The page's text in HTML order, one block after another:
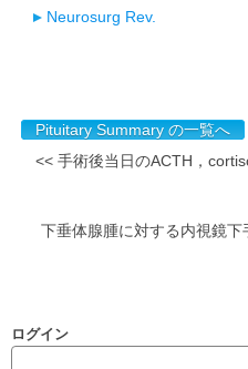
Neurosurg Rev.
Pituitary Summary の一覧へ
<< 手術後当日のACTH，
下垂体腺腫に対する内視鏡
ログイン